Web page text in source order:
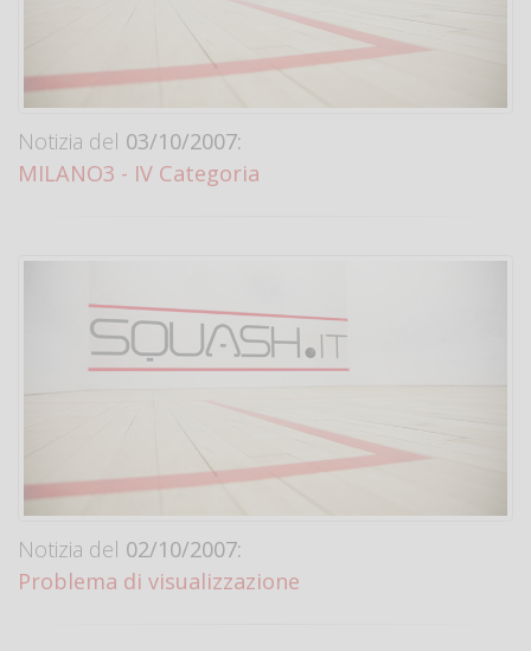
Notizia del 03/10/2007:
MILANO3 - IV Categoria
Notizia del 02/10/2007:
Problema di visualizzazione